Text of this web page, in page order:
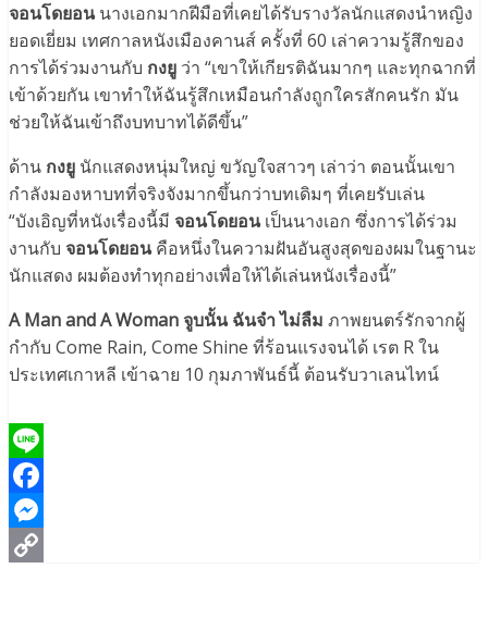
จอนโดยอนนางเอกมากฝีมือที่เคยได้รับรางวัลนักแสดงนำหญิง
ยอดเยี่ยม เทศกาลหนังเมืองคานส์ ครั้งที่ 60 เล่าความรู้สึกของ
การได้ร่วมงานกับ กงยู ว่า “เขาให้เกียรติฉันมากๆ และทุกฉากที่
เข้าด้วยกัน เขาทำให้ฉันรู้สึกเหมือนกำลังถูกใครสักคนรัก มัน
ช่วยให้ฉันเข้าถึงบทบาทได้ดีขึ้น”
ด้าน กงยู นักแสดงหนุ่มใหญ่ ขวัญใจสาวๆ เล่าว่า ตอนนั้นเขา
กำลังมองหาบทที่จริงจังมากขึ้นกว่าบทเดิมๆ ที่เคยรับเล่น
“บังเอิญที่หนังเรื่องนี้มี จอนโดยอนเป็นนางเอก ซึ่งการได้ร่วม
งานกับ จอนโดยอนคือหนึ่งในความฝันอันสูงสุดของผมในฐานะ
นักแสดง ผมต้องทำทุกอย่างเพื่อให้ได้เล่นหนังเรื่องนี้”
A Man and A Womanจูบนั้น ฉันจำ ไม่ลืม ภาพยนตร์รักจากผู้
กำกับ Come Rain, Come Shine ที่ร้อนแรงจนได้ เรต R ใน
ประเทศเกาหลี เข้าฉาย 10 กุมภาพันธ์นี้ ต้อนรับวาเลนไทน์
Line
Facebook
Messenger